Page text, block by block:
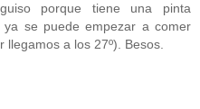
porque tiene una pinta
ya se puede empezar a comer
a los 27º). Besos.